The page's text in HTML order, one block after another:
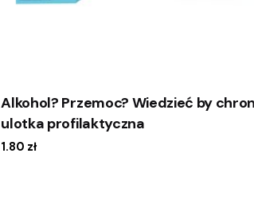
Alkohol? Przemoc? Wiedzieć by
ulotka profilaktyczna
1.80 zł